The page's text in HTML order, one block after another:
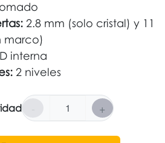
2.8 mm (solo cristal) y 11
marco)
interna
2 niveles
+